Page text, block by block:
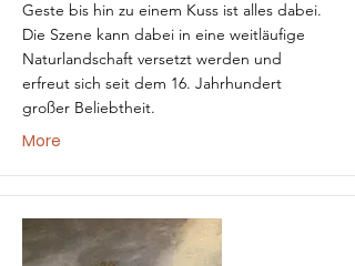
Geste bis hin zu einem Kuss ist alles dabei.
Die Szene kann dabei in eine weitläufige
Naturlandschaft versetzt werden und
erfreut sich seit dem 16. Jahrhundert
großer Beliebtheit.
More